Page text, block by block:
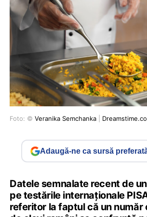
Foto: © Veranika Semchanka
Adaugă-ne ca sursă
Datele semnalate recent de
pe testările internaționale
referitor la faptul că un număr